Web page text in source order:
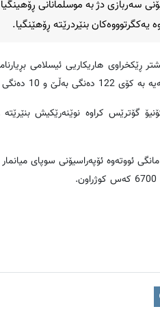
سەربازی دژ بە موسڵمانانی
یەکگرتوووەکان بنێردرێتە ڕۆهێنگیا.
ڕێکخراوی هاریکاریی ئیسلامی
بێلایەن پەسەند کرا.
گۆترێس کراوە نوێنەرێکیش